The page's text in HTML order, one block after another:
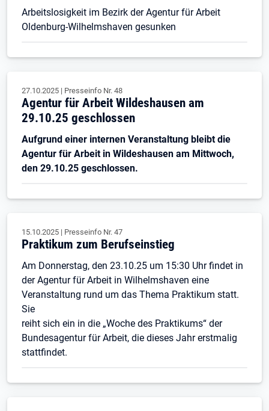
Arbeitslosigkeit im Bezirk der Agentur für Arbeit
Oldenburg-Wilhelmshaven gesunken
27.10.2025 | Presseinfo Nr. 48
Agentur für Arbeit Wildeshausen am
29.10.25 geschlossen
Aufgrund einer internen Veranstaltung bleibt die
Agentur für Arbeit in Wildeshausen am Mittwoch,
den 29.10.25 geschlossen.
15.10.2025 | Presseinfo Nr. 47
Praktikum zum Berufseinstieg
Am Donnerstag, den 23.10.25 um 15:30 Uhr findet in
der Agentur für Arbeit in Wilhelmshaven eine
Veranstaltung rund um das Thema Praktikum statt.
Sie
reiht sich ein in die „Woche des Praktikums“ der
Bundesagentur für Arbeit, die dieses Jahr erstmalig
stattfindet.